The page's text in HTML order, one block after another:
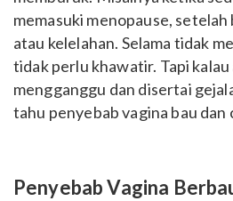
memasuki menopause,
atau kelelahan. Selama tidak
tidak perlu khawatir. Tapi kalau
mengganggu dan disertai
tahu penyebab vagina bau dan
Penyebab Vagina